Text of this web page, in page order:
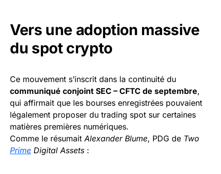
Vers une adoption massive
du spot crypto
Ce mouvement s’inscrit dans la continuité du
communiqué conjoint SEC – CFTC de septembre,
qui affirmait que les bourses enregistrées pouvaient
légalement proposer du trading spot sur certaines
matières premières numériques.
Comme le résumait Alexander Blume, PDG de Two
Prime Digital Assets :